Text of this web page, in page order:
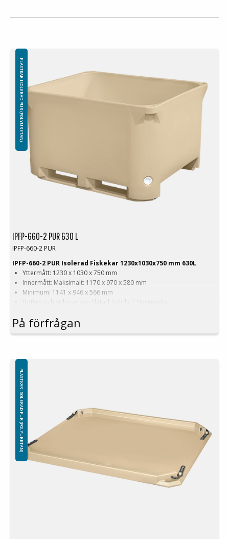
IPFP-660-2 PUR 630 L
IPFP-660-2 PUR
IPFP-660-2 PUR Isolerad Fiskekar 1230x1030x750 mm 630L
Yttermått: 1230 x 1030 x 750 mm
Innermått: Maksimalt: 1170 x 970 x 580 mm
Minimum: 1141 x 946 x 566 mm
Botten och sidoväggar: Släta | Solida | Hygieniska
Version med smala öppningar för gaffeltruck
Färg: Beige | Blå
Utrustat med: 4 dräneringshål med stoppers
Material: Virgin PE-1A
Isolering: PUR (Polyuretan-skum)
Logistik: 4st/pallplats (123x103x240cm)
Minsta beställning: 8st
Observera!
Infrysning – användning av behållare i frys:
Det rekommenderas inte att använda isolerade behållare för att frysa
in innehållet, eftersom detta kan orsaka strukturella skador. Det är
förbjudet att kasta frysta varor i isolerade behållare. Skador som
orsakas av vassa kanter och/eller vikten av frysta föremål omfattas
PLASTKAR ISOLERAD PUR (POLYURETAN)
På förfrågan
PLASTKAR ISOLERAD PUR (POLYURETAN)